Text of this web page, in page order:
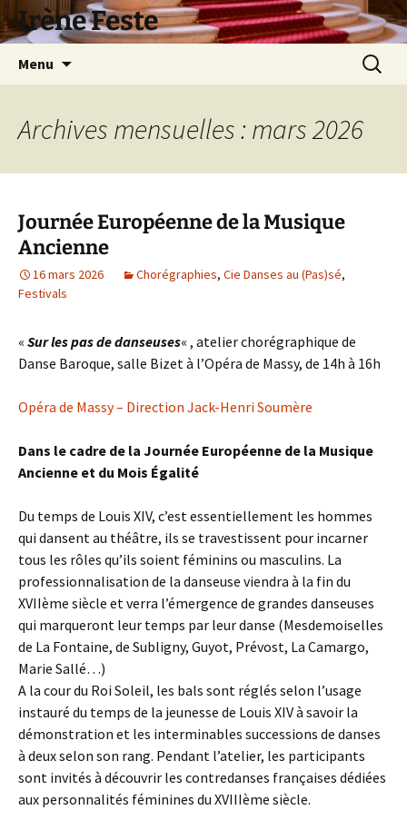
Aller
au Irène Feste
Menu
Archives mensuelles : mars 2026
Journée Européenne de la Musique
Ancienne
16 mars 2026 Chorégraphies, Cie Danses au (Pas)sé,
Festivals
« Sur les pas de danseuses« , atelier chorégraphique de
Danse Baroque, salle Bizet à l’Opéra de Massy, de 14h à 16h
Opéra de Massy – Direction Jack-Henri Soumère
Dans le cadre de la Journée Européenne de la Musique
Ancienne et du Mois Égalité
Du temps de Louis XIV, c’est essentiellement les hommes
qui dansent au théâtre, ils se travestissent pour incarner
tous les rôles qu’ils soient féminins ou masculins. La
professionnalisation de la danseuse viendra à la fin du
XVIIème siècle et verra l’émergence de grandes danseuses
qui marqueront leur temps par leur danse (Mesdemoiselles
de La Fontaine, de Subligny, Guyot, Prévost, La Camargo,
Marie Sallé…)
A la cour du Roi Soleil, les bals sont réglés selon l’usage
instauré du temps de la jeunesse de Louis XIV à savoir la
démonstration et les interminables successions de danses
à deux selon son rang. Pendant l’atelier, les participants
sont invités à découvrir les contredanses françaises dédiées
aux personnalités féminines du XVIIIème siècle.